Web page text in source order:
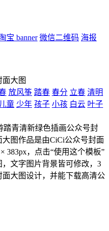
宝 banner 微信二维码 海报
大图
放风筝 踏春 春分 立春 清明
儿童 少年 孩子 小孩 白云 叶子
踏青清新绿色插画公众号封
图作品是由CiCi公众号封面
383px，点击“使用这个模板”
文字图片背景皆可修改，3
大图设计，并能下载高清公